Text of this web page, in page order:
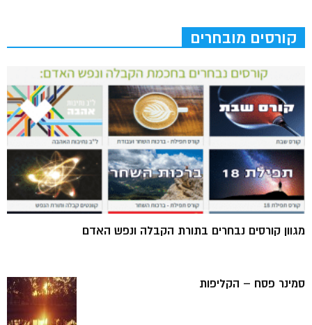
קורסים מובחרים
מגוון קורסים נבחרים בתורת הקבלה ונפש האדם
סמינר פסח – הקליפות